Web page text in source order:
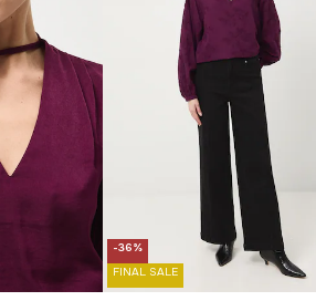
-36%
FINAL SALE